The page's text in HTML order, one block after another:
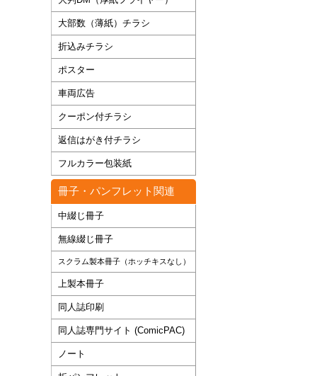
大部数（薄紙）チラシ
折込みチラシ
ポスター
車両広告
クーポン付チラシ
返信はがき付チラシ
フルカラー包装紙
冊子・パンフレット関連
中綴じ冊子
無線綴じ冊子
スクラム製本冊子（ホッチキスなし）
上製本冊子
同人誌印刷
同人誌専門サイト (ComicPAC)
ノート